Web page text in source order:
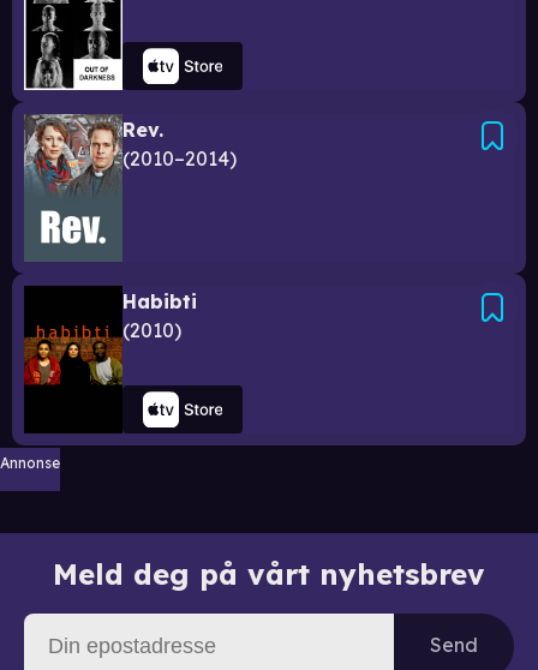
Rev.
2010–2014
Habibti
2010
Annonse
Meld deg på vårt nyhetsbrev
Send